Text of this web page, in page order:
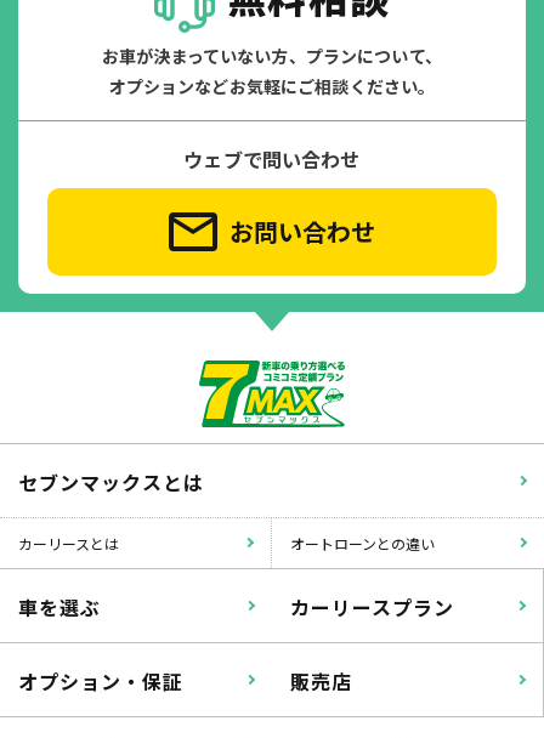
お車が決まっていない方、プランについて、
オプションなどお気軽にご相談ください。
ウェブで問い合わせ
お問い合わせ
セブンマックスとは
カーリースとは オートローンとの違い
車を選ぶ カーリースプラン
オプション・保証 販売店